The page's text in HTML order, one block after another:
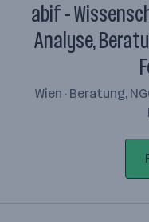
abif -
Analyse,
Wien · Beratung,